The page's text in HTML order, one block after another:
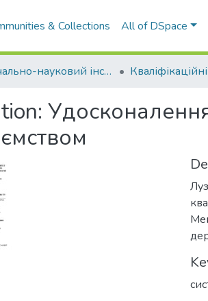
& Collections All of DSpace
Навчально-науковий інститут економіки, управління, права та інформаційних технологій